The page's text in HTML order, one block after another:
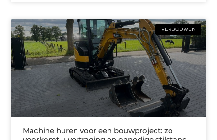
VERBOUWEN
Machine huren voor een bouwproject: zo